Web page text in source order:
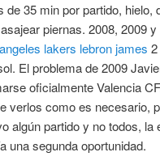
de 35 min por partido,
piernas. 2008, 2009
lakers lebron james
El problema de 2009
oficialmente Valencia
verlos como es necesario,
algún partido y no todos,
una segunda oportunidad.